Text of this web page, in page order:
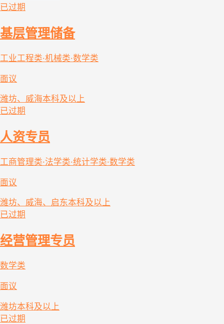
已过期
基层管理储备
工业工程类·机械类·数学类
面议
潍坊、威海本科及以上
已过期
人资专员
工商管理类·法学类·统计学类·数学类
面议
潍坊、威海、启东本科及以上
已过期
经营管理专员
数学类
面议
潍坊本科及以上
已过期